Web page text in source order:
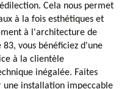
Cela nous permet
à la fois esthétiques et
à l'architecture de
vous bénéficiez d'une
à la clientèle
inégalée. Faites
installation impeccable